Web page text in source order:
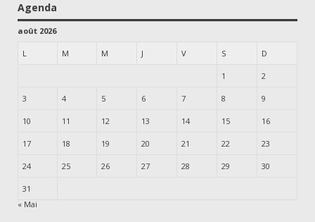
Agenda
août 2026
L M M J V S D
1 2
3 4 5 6 7 8 9
10 11 12 13 14 15 16
17 18 19 20 21 22 23
24 25 26 27 28 29 30
31
« Mai